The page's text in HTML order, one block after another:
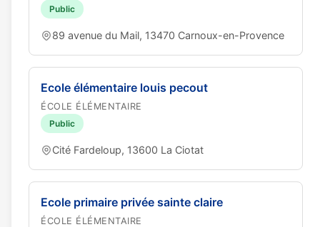
Public
89 avenue du Mail, 13470 Carnoux-en-Provence
Ecole élémentaire louis pecout
ÉCOLE ÉLÉMENTAIRE
Public
Cité Fardeloup, 13600 La Ciotat
Ecole primaire privée sainte claire
ÉCOLE ÉLÉMENTAIRE